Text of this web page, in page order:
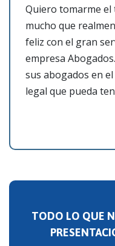
Quiero tomarme el
mucho que
feliz con el gran
empresa
sus abogados en
legal que pueda
TODO LO QUE